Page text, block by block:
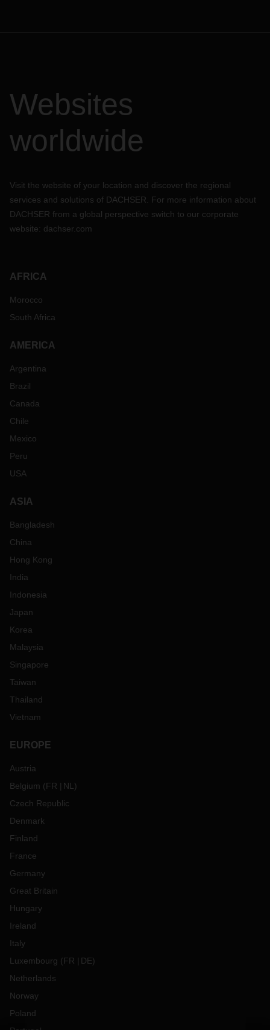
Websites
worldwide
Visit the website of your location and discover the regional
services and solutions of DACHSER. For more information about
DACHSER from a global perspective switch to our corporate
website: dachser.com
AFRICA
Morocco
South Africa
AMERICA
Argentina
Brazil
Canada
Chile
Mexico
Peru
USA
ASIA
Bangladesh
China
Hong Kong
India
Indonesia
Japan
Korea
Malaysia
Singapore
Taiwan
Thailand
Vietnam
EUROPE
Austria
Belgium (FR NL )
Czech Republic
Denmark
Finland
France
Germany
Great Britain
Hungary
Ireland
Italy
Luxembourg (FR DE)
Netherlands
Norway
Poland